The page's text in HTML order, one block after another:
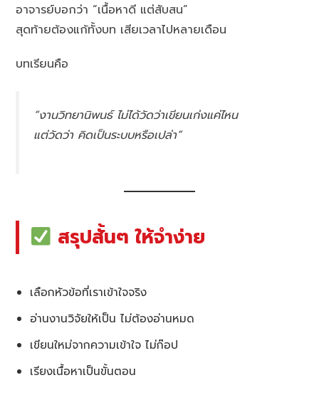
อาจารย์บอกว่า “เนื้อหาดี แต่สับสน”
สุดท้ายต้องแก้ทั้งบท เสียเวลาไปหลายเดือน
บทเรียนคือ
“งานวิทยานิพนธ์ ไม่ได้วัดว่าเขียนเก่งแค่ไหน
แต่วัดว่า คิดเป็นระบบหรือเปล่า”
สรุปสั้นๆ ให้จำง่าย
เลือกหัวข้อที่เราเข้าใจจริง
อ่านงานวิจัยให้เป็น ไม่ต้องอ่านหมด
เขียนใหม่จากความเข้าใจ ไม่ก๊อป
เรียงเนื้อหาเป็นขั้นตอน